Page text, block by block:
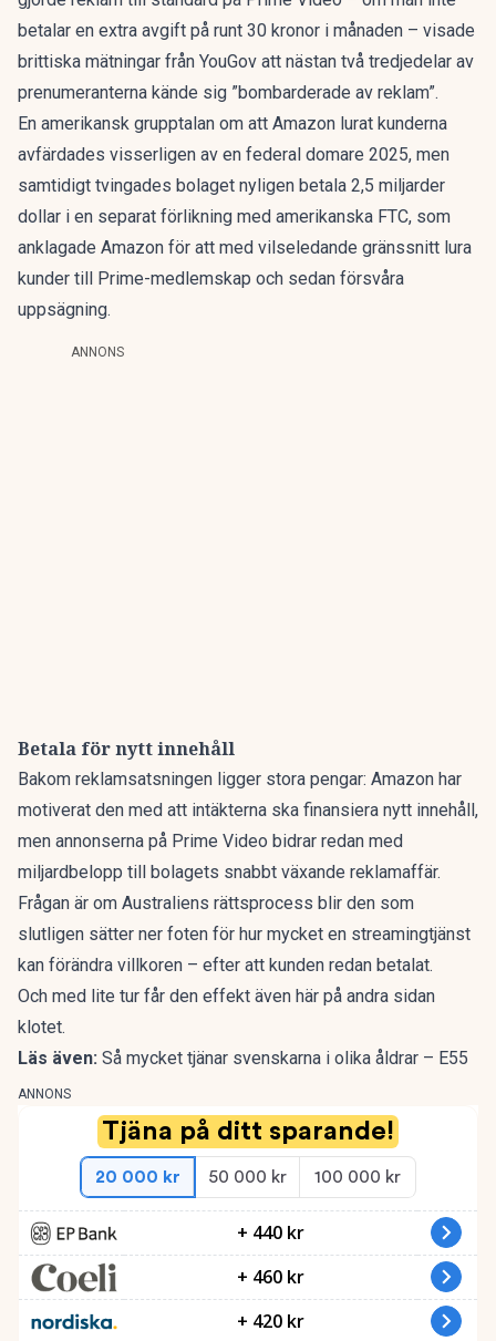
betalar en extra avgift på runt 30 kronor i månaden – visade
brittiska mätningar från YouGov att nästan två tredjedelar av
prenumeranterna kände sig ”bombarderade av reklam”.
En amerikansk grupptalan om att Amazon lurat kunderna
avfärdades visserligen av en federal domare 2025, men
samtidigt tvingades bolaget nyligen betala 2,5 miljarder
dollar i en separat förlikning med amerikanska FTC, som
anklagade Amazon för att med vilseledande gränssnitt lura
kunder till Prime-medlemskap och sedan försvåra
uppsägning.
ANNONS
Betala för nytt innehåll
Bakom reklamsatsningen ligger stora pengar: Amazon har
motiverat den med att intäkterna ska finansiera nytt innehåll,
men annonserna på Prime Video bidrar redan med
miljardbelopp till bolagets snabbt växande reklamaffär.
Frågan är om Australiens rättsprocess blir den som
slutligen sätter ner foten för hur mycket en streamingtjänst
kan förändra villkoren – efter att kunden redan betalat.
Och med lite tur får den effekt även här på andra sidan
klotet.
Läs även: Så mycket tjänar svenskarna i olika åldrar – E55
ANNONS